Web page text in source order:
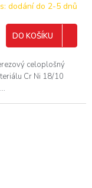
dodání do 2-5 dnů
DO KOŠÍKU
celoplošný
Cr Ni 18/10